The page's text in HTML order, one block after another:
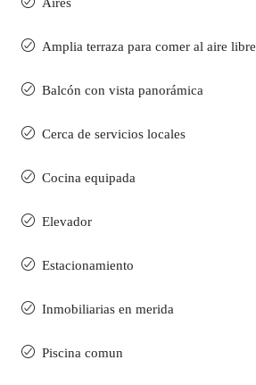
Amplia terraza para comer al aire libre
Balcón con vista panorámica
Cerca de servicios locales
Cocina equipada
Elevador
Estacionamiento
Inmobiliarias en merida
Piscina comun